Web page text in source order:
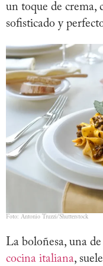
un toque de crema,
sofisticado y
Foto: Antonio Truzzi/Shutterstock
La boloñesa, una de
cocina italiana,